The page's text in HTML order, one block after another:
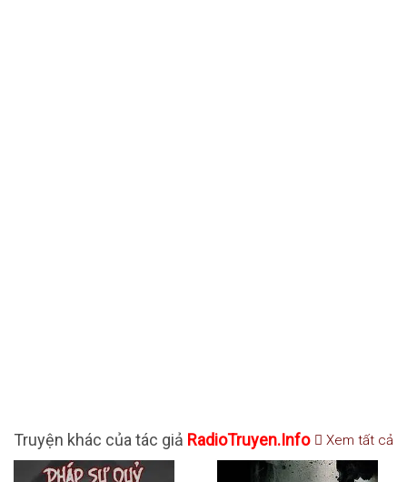
Truyện khác của tác giả RadioTruyen.Info Xem tất cả